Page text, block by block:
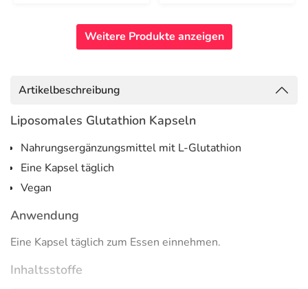
Weitere Produkte anzeigen
Artikelbeschreibung
Liposomales Glutathion Kapseln
Nahrungsergänzungsmittel mit L-Glutathion
Eine Kapsel täglich
Vegan
Anwendung
Eine Kapsel täglich zum Essen einnehmen.
Inhaltsstoffe